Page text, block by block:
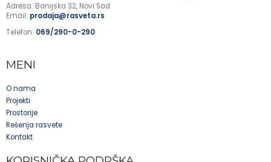
Adresa: Banijska 32, Novi Sad
Email: prodaja@rasveta.rs
Telefon: 069/290-0-290
MENI
O nama
Projekti
Prostorije
Rešenja rasvete
Kontakt